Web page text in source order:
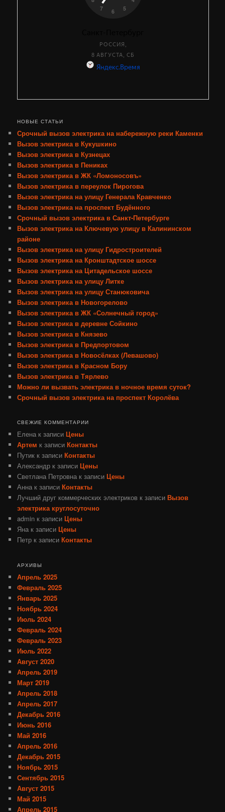
НОВЫЕ СТАТЬИ
Срочный вызов электрика на набережную реки Каменки
Вызов электрика в Кукушкино
Вызов электрика в Кузнецах
Вызов электрика в Пениках
Вызов электрика в ЖК «Ломоносовъ»
Вызов электрика в переулок Пирогова
Вызов электрика на улицу Генерала Кравченко
Вызов электрика на проспект Будённого
Срочный вызов электрика в Санкт-Петербурге
Вызов электрика на Ключевую улицу в Калининском
районе
Вызов электрика на улицу Гидростроителей
Вызов электрика на Кронштадтское шоссе
Вызов электрика на Цитадельское шоссе
Вызов электрика на улицу Литке
Вызов электрика на улицу Станюковича
Вызов электрика в Новогорелово
Вызов электрика в ЖК «Солнечный город»
Вызов электрика в деревне Сойкино
Вызов электрика в Князево
Вызов электрика в Предпортовом
Вызов электрика в Новосёлках (Левашово)
Вызов электрика в Красном Бору
Вызов электрика в Тярлево
Можно ли вызвать электрика в ночное время суток?
Срочный вызов электрика на проспект Королёва
СВЕЖИЕ КОММЕНТАРИИ
Елена к записиЦены
Артем к записиКонтакты
Путик к записиКонтакты
Александр к записиЦены
Светлана Петровна к записиЦены
Анна к записиКонтакты
Лучший друг коммерческих электриков к записиВызов
электрика круглосуточно
admin к записиЦены
Яна к записиЦены
Петр к записиКонтакты
АРХИВЫ
Апрель 2025
Февраль 2025
Январь 2025
Ноябрь 2024
Июль 2024
Февраль 2024
Февраль 2023
Июль 2022
Август 2020
Апрель 2019
Март 2019
Апрель 2018
Апрель 2017
Декабрь 2016
Июнь 2016
Май 2016
Апрель 2016
Декабрь 2015
Ноябрь 2015
Сентябрь 2015
Август 2015
Май 2015
Апрель 2015